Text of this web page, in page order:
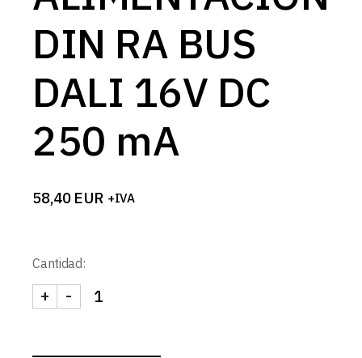
DIN RA BUS
DALI 16V DC
250 mA
58,40 EUR +IVA
Cantidad:
FUENTE ALIMENTACION DIN RA BUS DALI 16V
-
+